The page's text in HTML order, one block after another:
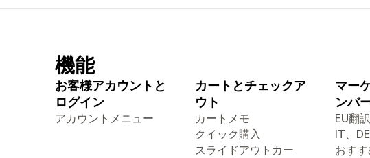
機能
お客様アカウントと
ログイン
アカウントメニュー
カートとチェックア
ウト
カートメモ
クイック購入
スライドアウトカー
マー
ンバ
EU翻
IT、
おす